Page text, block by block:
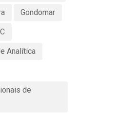
Gondomar
Analítica
de